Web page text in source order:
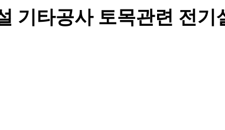
기타공사 토목관련 전기